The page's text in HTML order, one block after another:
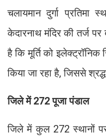
चलायमान दुर्गा प्रतिमा
केदारनाथ मंदिर की तर्ज
है कि मूर्ति को
किया जा रहा है, जिससे
जिले में 272 पूजा पंडाल
जिले में कुल 272 स्थानों